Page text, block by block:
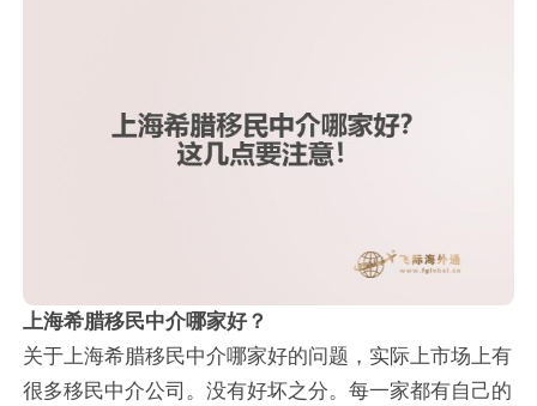
上海希腊移民中介哪家好？
关于上海希腊移民中介哪家好的问题，实际上市场上有
很多移民中介公司。没有好坏之分。每一家都有自己的